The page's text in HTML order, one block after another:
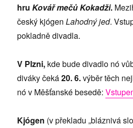
hruKovář mečů Kokadži.
český kjógenLahodný jed.
pokladně divadla.
V Plzni, kde bude divadlo nó
diváky čeká20. 6.výběr těch
nó v Měšťanské besedě:
Kjógen (v překladu „bláznivá